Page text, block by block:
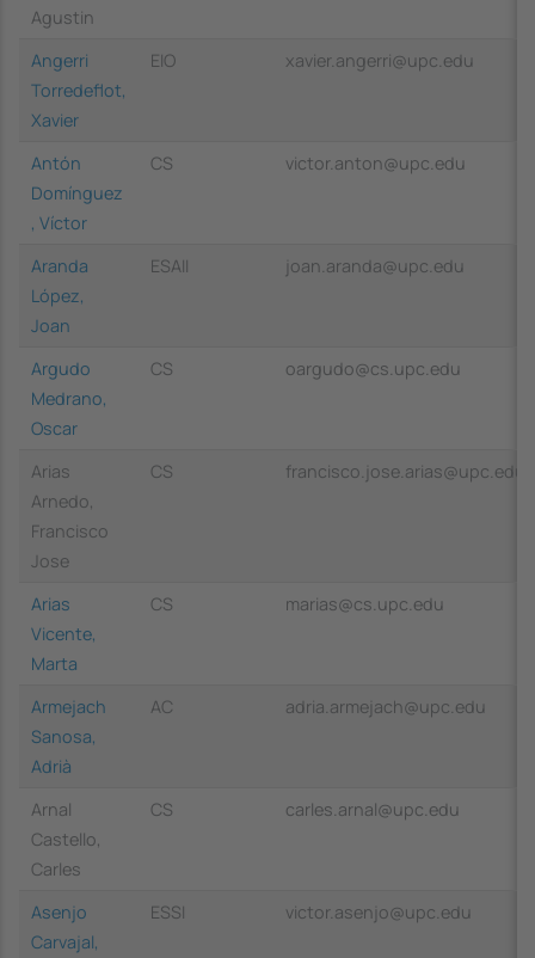
Agustin
Angerri
Torredeflot,
Xavier
EIO xavier.angerri@upc.edu
Antón
Domínguez
, Víctor
CS victor.anton@upc.edu
Aranda
López,
Joan
ESAII joan.aranda@upc.edu
Argudo
Medrano,
Oscar
CS oargudo@cs.upc.edu
Arias
Arnedo,
Francisco
Jose
CS francisco.jose.arias@upc.edu
Arias
Vicente,
Marta
CS marias@cs.upc.edu
Armejach
Sanosa,
Adrià
AC adria.armejach@upc.edu
Arnal
Castello,
Carles
CS carles.arnal@upc.edu
Asenjo
Carvajal,
ESSI victor.asenjo@upc.edu